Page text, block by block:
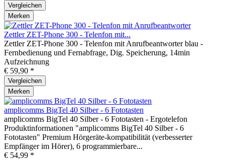
Vergleichen
Merken
Zettler ZET-Phone 300 - Telenfon mit...
Zettler ZET-Phone 300 - Telenfon mit Anrufbeantworter blau -
Fernbedienung und Fernabfrage, Dig. Speicherung, 14min
Aufzeichnung
€ 59,90 *
Vergleichen
Merken
amplicomms BigTel 40 Silber - 6 Fototasten
amplicomms BigTel 40 Silber - 6 Fototasten - Ergotelefon
Produktinformationen "amplicomms BigTel 40 Silber - 6
Fototasten" Premium Hörgeräte-kompatibilität (verbesserter
Empfänger im Hörer), 6 programmierbare...
€ 54,99 *